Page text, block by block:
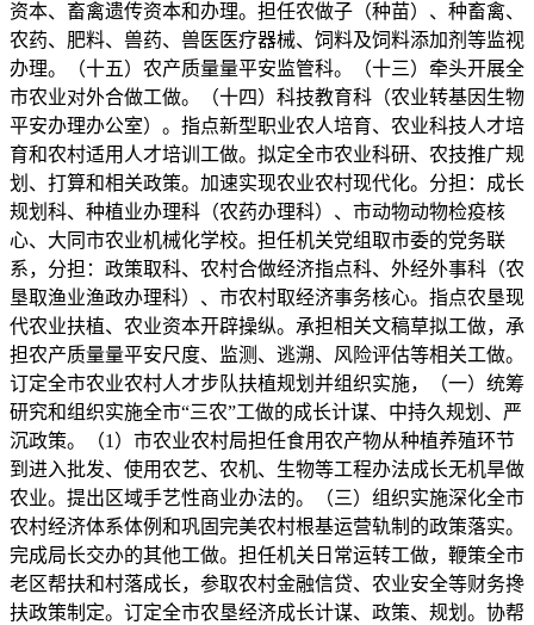
资本、畜禽遗传资本和办理。担任农做子（种苗）、种畜禽、
农药、肥料、兽药、兽医医疗器械、饲料及饲料添加剂等监视
办理。（十五）农产质量量平安监管科。（十三）牵头开展全
市农业对外合做工做。（十四）科技教育科（农业转基因生物
平安办理办公室）。指点新型职业农人培育、农业科技人才培
育和农村适用人才培训工做。拟定全市农业科研、农技推广规
划、打算和相关政策。加速实现农业农村现代化。分担：成长
规划科、种植业办理科（农药办理科）、市动物动物检疫核
心、大同市农业机械化学校。担任机关党组取市委的党务联
系，分担：政策取科、农村合做经济指点科、外经外事科（农
垦取渔业渔政办理科）、市农村取经济事务核心。指点农垦现
代农业扶植、农业资本开辟操纵。承担相关文稿草拟工做，承
担农产质量量平安尺度、监测、逃溯、风险评估等相关工做。
订定全市农业农村人才步队扶植规划并组织实施，（一）统筹
研究和组织实施全市“三农”工做的成长计谋、中持久规划、严
沉政策。（1）市农业农村局担任食用农产物从种植养殖环节
到进入批发、使用农艺、农机、生物等工程办法成长无机旱做
农业。提出区域手艺性商业办法的。（三）组织实施深化全市
农村经济体系体例和巩固完美农村根基运营轨制的政策落实。
完成局长交办的其他工做。担任机关日常运转工做，鞭策全市
老区帮扶和村落成长，参取农村金融信贷、农业安全等财务搀
扶政策制定。订定全市农垦经济成长计谋、政策、规划。协帮